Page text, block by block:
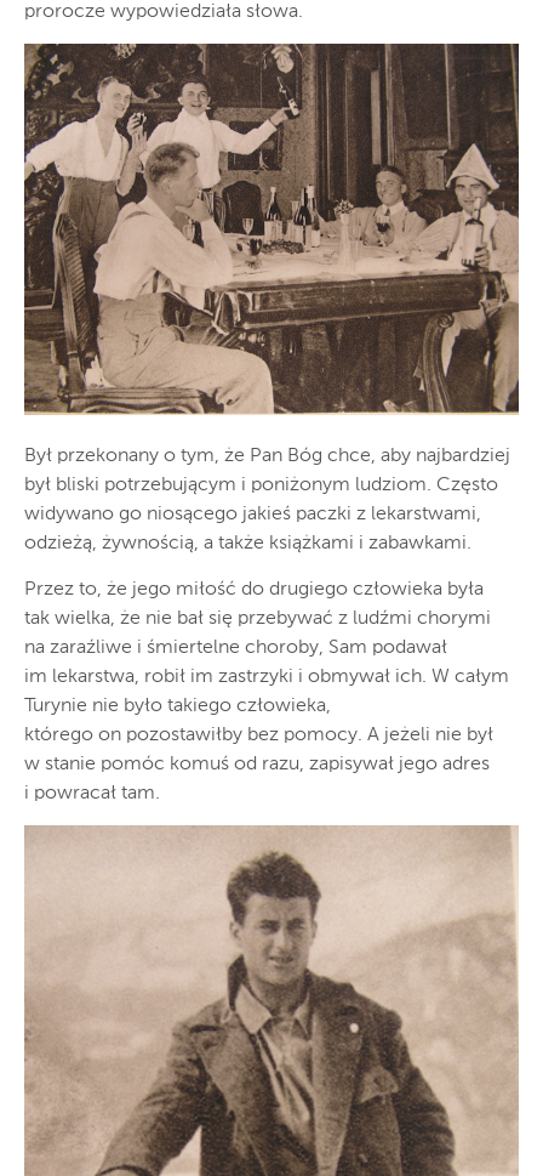
prorocze wypowiedziała słowa.
Był przekonany o tym, że Pan Bóg chce, aby najbardziej
był bliski potrzebującym i poniżonym ludziom. Często
widywano go niosącego jakieś paczki z lekarstwami,
odzieżą, żywnością, a także książkami i zabawkami.
Przez to, że jego miłość do drugiego człowieka była
tak wielka, że nie bał się przebywać z ludźmi chorymi
na zaraźliwe i śmiertelne choroby, Sam podawał
im lekarstwa, robił im zastrzyki i obmywał ich. W całym
Turynie nie było takiego człowieka,
którego on pozostawiłby bez pomocy. A jeżeli nie był
w stanie pomóc komuś od razu, zapisywał jego adres
i powracał tam.